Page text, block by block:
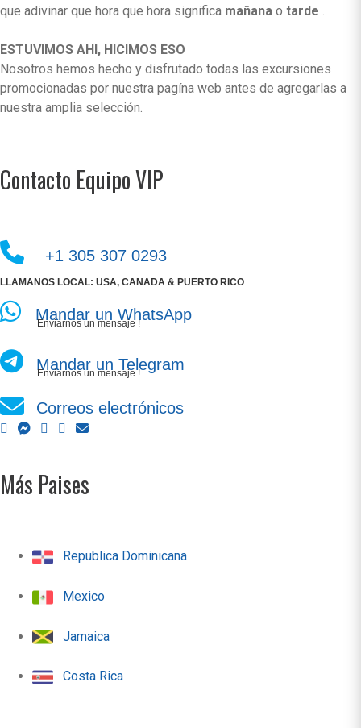
que adivinar que hora que hora significa mañana o tarde .
ESTUVIMOS AHI, HICIMOS ESO
Nosotros hemos hecho y disfrutado todas las excursiones
promocionadas por nuestra pagína web antes de agregarlas a
nuestra amplia selección.
Contacto Equipo VIP
+1 305 307 0293
LLAMANOS LOCAL: USA, CANADA & PUERTO RICO
Mandar un WhatsApp
Enviarnos un mensaje !
Mandar un Telegram
Enviarnos un mensaje !
Correos electrónicos
Más Paises
Republica Dominicana
Mexico
Jamaica
Costa Rica